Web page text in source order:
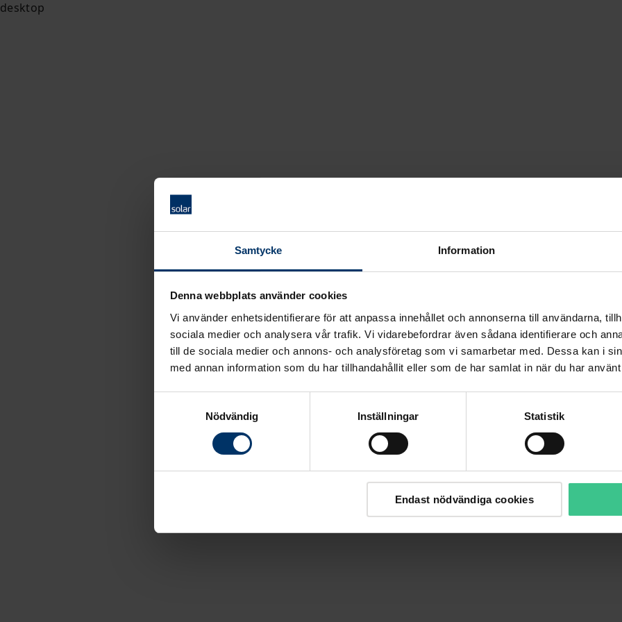
Samtycke Information
Denna webbplats använder cookies
Vi använder enhetsidentifierare för att anpassa innehållet och annonserna till användarna,
sociala medier och analysera vår trafik. Vi vidarebefordrar även sådana identifierare och
till de sociala medier och annons- och analysföretag som vi samarbetar med. Dessa kan i
med annan information som du har tillhandahållit eller som de har samlat in när du har
Nödvändig
Inställningar Statistik
Endast nödvändiga cookies